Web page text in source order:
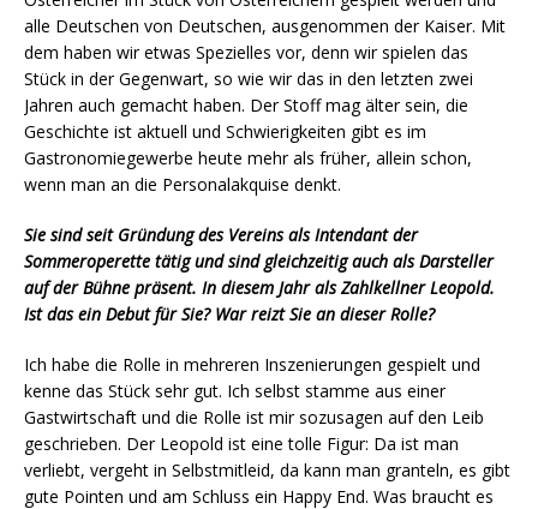
alle Deutschen von Deutschen, ausgenommen der Kaiser. Mit
dem haben wir etwas Spezielles vor, denn wir spielen das
Stück in der Gegenwart, so wie wir das in den letzten zwei
Jahren auch gemacht haben. Der Stoff mag älter sein, die
Geschichte ist aktuell und Schwierigkeiten gibt es im
Gastronomiegewerbe heute mehr als früher, allein schon,
wenn man an die Personalakquise denkt.
Sie sind seit Gründung des Vereins als Intendant der
Sommeroperette tätig und sind gleichzeitig auch als Darsteller
auf der Bühne präsent. In diesem Jahr als Zahlkellner Leopold.
Ist das ein Debut für Sie? War reizt Sie an dieser Rolle?
Ich habe die Rolle in mehreren Inszenierungen gespielt und
kenne das Stück sehr gut. Ich selbst stamme aus einer
Gastwirtschaft und die Rolle ist mir sozusagen auf den Leib
geschrieben. Der Leopold ist eine tolle Figur: Da ist man
verliebt, vergeht in Selbstmitleid, da kann man granteln, es gibt
gute Pointen und am Schluss ein Happy End. Was braucht es